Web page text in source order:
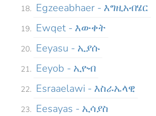
Egzeeabhaer - እግዚአብሄር
Ewqet - እውቀት
Eeyasu - ኢያሱ
Eeyob - ኢዮብ
Esraaelawi - እስራኤላዊ
Eesayas - ኢሳያስ